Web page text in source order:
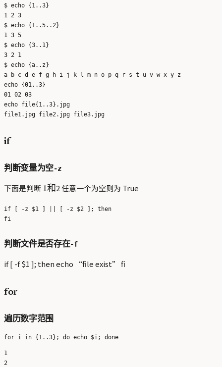
$ echo {1..3}
1 2 3
$ echo {1..5..2}
1 3 5
$ echo {3..1}
3 2 1
$ echo {a..z}
a b c d e f g h i j k l m n o p q r s t u v w x y z
echo {01..3}
01 02 03
echo file{1..3}.jpg
if
判断变量为空-z
下面是判断1
1和2 任意一个为空则为 True
if [ -z $1 ] || [ -z $2 ]; then
判断文件是否存在-f
if [ -f $1 ]; then echo “file exist” fi
for
遍历数字范围
1
2